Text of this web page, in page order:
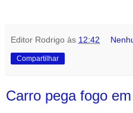
Editor Rodrigo às 12:42
Compartilhar
Carro pega fogo